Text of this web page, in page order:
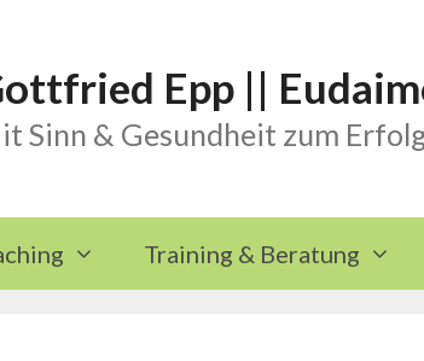
Epp ||
Sinn & Gesundheit zum
Training & Beratung